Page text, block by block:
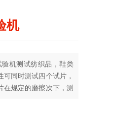
机
机测试纺织品，鞋类
同时测试四个试片，
规定的磨擦次下，测